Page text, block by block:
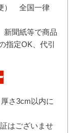
） 全国一律
新聞紙等で商品
指定OK、代引
さ3cm以内に
はございませ